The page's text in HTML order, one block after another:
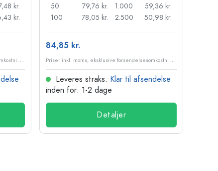
kr.
kr.
P
riser inkl. moms, eksklusive forsendelsesomkostninger
50
79,76 kr.
100
78,05 kr.
1.000
59,36 kr.
2.500
50,98 kr.
84,85 kr.
P
riser inkl. moms, eksklusive forsendelsesomkostninger
Leveres straks. Klar til afsendelse
inden for: 1-2 dage
Detaljer